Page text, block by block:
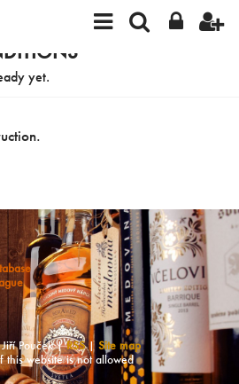
yet.
Pouček |RSS| Site map
website is not allowed